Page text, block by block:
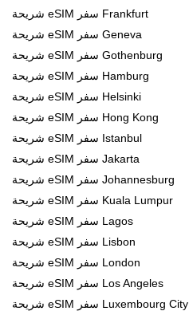
شريحة eSIM سفر Frankfurt
شريحة eSIM سفر Geneva
شريحة eSIM سفر Gothenburg
شريحة eSIM سفر Hamburg
شريحة eSIM سفر Helsinki
شريحة eSIM سفر Hong Kong
شريحة eSIM سفر Istanbul
شريحة eSIM سفر Jakarta
شريحة eSIM سفر Johannesburg
شريحة eSIM سفر Kuala Lumpur
شريحة eSIM سفر Lagos
شريحة eSIM سفر Lisbon
شريحة eSIM سفر London
شريحة eSIM سفر Los Angeles
شريحة eSIM سفر Luxembourg City